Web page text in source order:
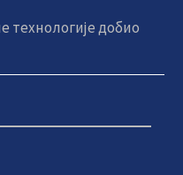
технологије добио